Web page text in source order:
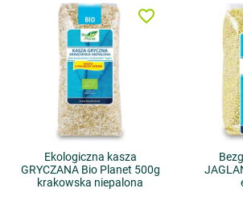
Ekologiczna kasza
GRYCZANA Bio Planet 500g
krakowska niepalona
favorite_border